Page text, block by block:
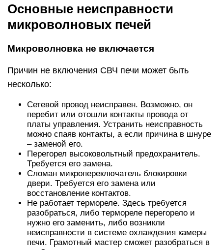
Основные неисправности
микроволновых печей
Микроволновка не включается
Причин не включения СВЧ печи может быть
несколько:
Сетевой провод неисправен. Возможно, он
перебит или отошли контакты провода от
платы управления. Устранить неисправность
можно спаяв контакты, а если причина в шнуре
– заменой его.
Перегорел высоковольтный предохранитель.
Требуется его замена.
Сломан микропереключатель блокировки
двери. Требуется его замена или
восстановление контактов.
Не работает термореле. Здесь требуется
разобраться, либо термореле перегорело и
нужно его заменить, либо возникли
неисправности в системе охлаждения камеры
печи. Грамотный мастер сможет разобраться в